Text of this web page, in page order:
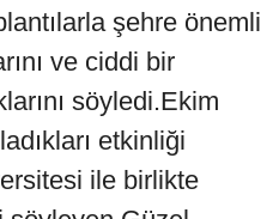
şehre önemli
ve ciddi bir
söyledi.Ekim
etkinliği
ile birlikte